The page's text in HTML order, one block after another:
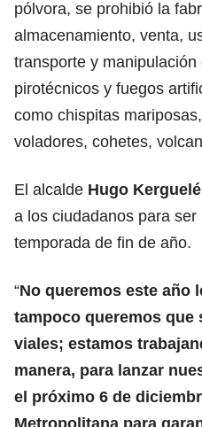
pólvora, se prohibió la
almacenamiento, venta,
transporte y
pirotécnicos y fuegos
como chispitas
voladores, cohetes,
El alcalde Hugo
a los ciudadanos para
temporada de fin de año.
“No queremos este año
tampoco queremos
viales; estamos
manera, para lanzar
el próximo 6 de
Metropolitana para